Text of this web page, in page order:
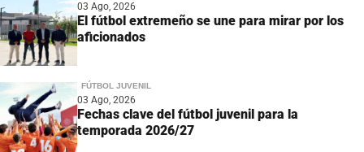
03 Ago, 2026
El fútbol extremeño se une para mirar por los
aficionados
FÚTBOL JUVENIL
03 Ago, 2026
Fechas clave del fútbol juvenil para la
temporada 2026/27